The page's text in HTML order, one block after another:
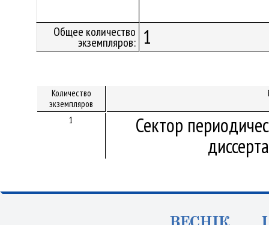
Общее количество
экземпляров: 1
Количество
экземпляров
1
Сектор